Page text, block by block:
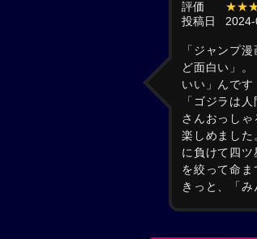
評価
投稿日
「ジャンプ
ど面白い」
いい」んで
「ゴジラは
さんおっし
楽しめました
に負けて四
を絞って命
きっと、「み